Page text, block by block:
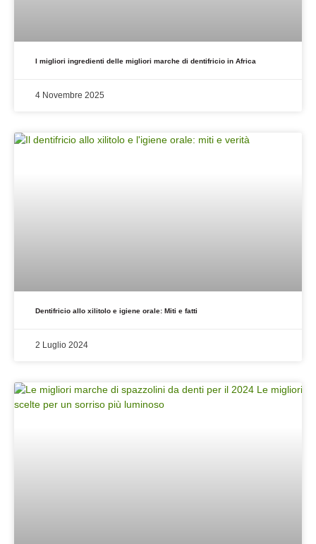
I migliori ingredienti delle migliori marche di dentifricio in Africa
4 Novembre 2025
Dentifricio allo xilitolo e igiene orale: Miti e fatti
2 Luglio 2024